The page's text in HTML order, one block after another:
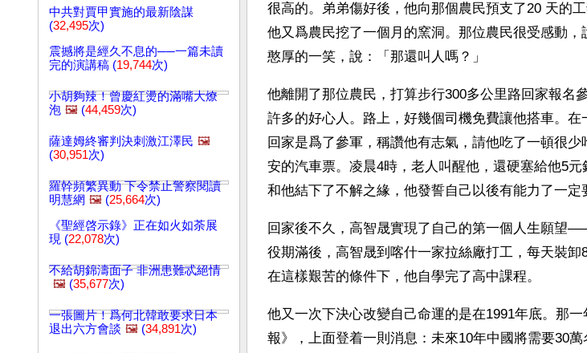
中共對賈甲實施的最新陰謀
(32,495次)
震撼將是經久不息的──一篇未讀
完的演講稿 (19,744次)
小胡夠辣！曾慶紅燙的滿嘴大燎
泡 🖼️ (44,459次)
薩達姆終審判決刺激江澤民 🖼️
(30,951次)
羅幹頻繁異動 下令禁止警察閱讀
明慧網 🖼️ (25,664次)
《聖經啓示錄》正在如火如荼展
現 (22,078次)
不給胡錦濤面子 非洲患難忒絕情
🖼️ (35,677次)
一張圖片！爲何北韓敢要求日本
退出六方會談 🖼️ (34,891次)
很高的。弟弟傷好後，他向那個農民預支了20 天的
他又爲農民挖了一個月的窯洞。那位農民很受感動
憨厚的一笑，說：「那還叫人嗎？」
他離開了那位農民，打算步行300多公里路回家報名
許多的好心人。路上，好幾個司機免費讓他搭車。
回家是爲了參軍，稱讚他有志氣，請他吃了一頓很
安的汽車票。凌晨4時，老人叫醒他，還硬塞給他5
和他結下了不解之緣，他發誓自己以後有能力了一定
回家後不久，高智晟實現了自己的第一個人生願望
役期滿後，高智晟到喀什一家拉絲廠打工，每天裝卸
在這樣艱苦的條件下，他自學完了高中課程。
他又一次下決心改變自己命運的是在1991年底。那
報》，上面登着一則消息：未來10年中國將需要30